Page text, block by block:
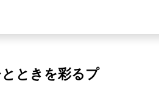
ときを彩るプ